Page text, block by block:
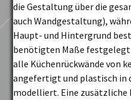
die Gestaltung über die
auch Wandgestaltung),
Haupt- und Hintergrund
benötigten Maße festgelegt
alle Küchenrückwände von
angefertigt und plastisch in
modelliert. Eine